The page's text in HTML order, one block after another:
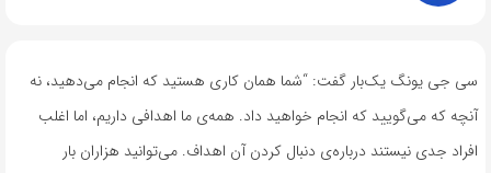
سی جی یونگ یک‌بار گفت: “شما همان کاری هستید که انجام می‌دهید، نه
آنچه که می‌گویید که انجام خواهید داد. همه‌ی ما اهدافی داریم، اما اغلب
افراد جدی نیستند درباره‌ی دنبال کردن آن اهداف. می‌توانید هزاران بار